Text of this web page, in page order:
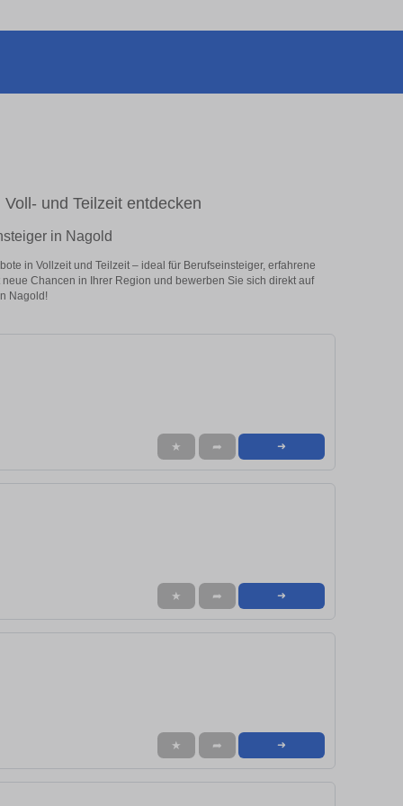
und Teilzeit entdecken
in Nagold
in Vollzeit und Teilzeit – ideal für Berufseinsteiger, erfahrene
Chancen in Ihrer Region und bewerben Sie sich direkt auf
Nagold!
★ ➦ ➜
★ ➦ ➜
★ ➦ ➜